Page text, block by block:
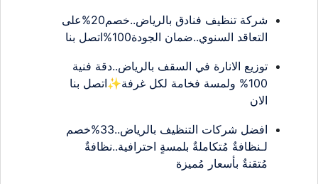
شركة تنظيف فنادق بالرياض..خصم20%على
التعاقد السنوي..ضمان الجودة100%اتصل بنا
توزيع الانارة في السقف بالرياض..دقة فنية
100% ولمسة فخامة لكل غرفة✨اتصل بنا
الان
افضل شركات التنظيف بالرياض..33%خصم
لـنظافةٌ مُتكاملةٌ بلمسةٍ احترافية..نظافةٌ
مُتقنةٌ بأسعار مُميزة